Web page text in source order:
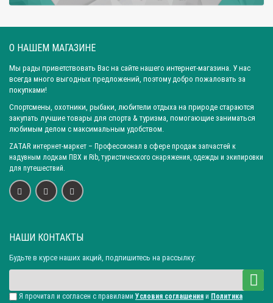
Вес комплекта: 5,1 кг
Вес комплекта: 7,1 кг
Вес комплекта: 8,8 кг
Вес комплекта: 9,8 кг
Город: Ярославль
Город: Новосибирск
Город: Пермь
Город: Москва
Город: Красноярск
Город: Екатеринбург
Город: Нижний Новгород
Город: Воронеж
Город: Саратов
О НАШЕМ МАГАЗИНЕ
Мы рады приветствовать Вас на сайте нашего интернет-магазина. У нас
всегда много выгодных предложений, поэтому добро пожаловать за
покупками!
Спортсмены, охотники, рыбаки, любители отдыха на природе стараются
закупать лучшие товары для спорта & туризма, помогающие заниматься
любимым делом с максимальным удобством.
ZATAR интернет-маркет – Профессионал в сфере продаж запчастей к
надувным лодкам ПВХ и Rib, туристического снаряжения, одежды и экипировки
для путешествий.
НАШИ КОНТАКТЫ
Будьте в курсе наших акций, подпишитесь на рассылку:
Я прочитал и согласен с правилами Условия соглашения и Политика